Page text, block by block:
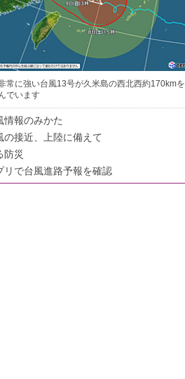
常に強い台風13号が久米島の西北西約170kmを
でいます
情報のみかた
の接近、上陸に備えて
防災
リで台風進路予報を確認